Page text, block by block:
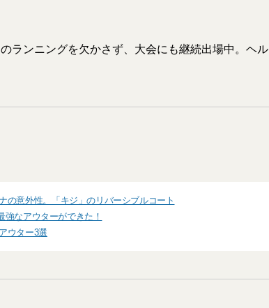
ランニングを欠かさず、大会にも継続出場中。ヘル
の意外性。「キジ」のリバーシブルコート
強なアウターができた！
ウター3選